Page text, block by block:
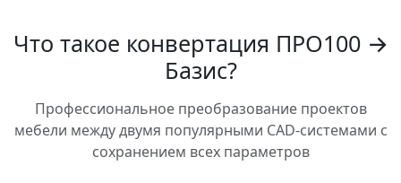
Что такое конвертация ПРО100 →
Базис?
Профессиональное преобразование проектов
мебели между двумя популярными CAD-системами с
сохранением всех параметров